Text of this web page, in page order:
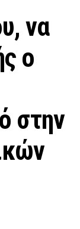
να
ο
στην